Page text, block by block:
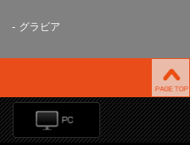
グラビア